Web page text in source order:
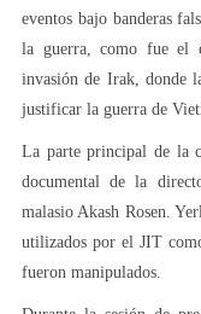
eventos bajo banderas
la guerra, como fue el
invasión de Irak, donde
justificar la guerra de
La parte principal de la
documental de la
malasio Akash Rosen.
utilizados por el JIT
fueron manipulados.